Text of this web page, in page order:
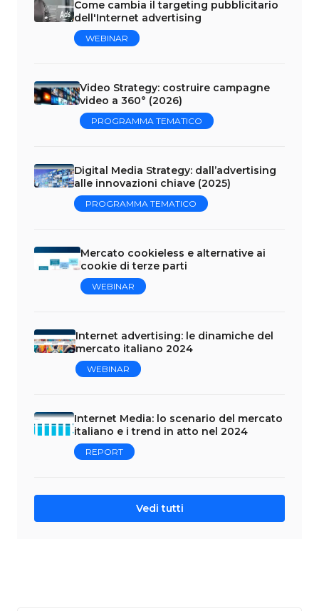
Come cambia il targeting pubblicitario
dell'Internet advertising
WEBINAR
Video Strategy: costruire campagne
video a 360° (2026)
PROGRAMMA TEMATICO
Digital Media Strategy: dall’advertising
alle innovazioni chiave (2025)
PROGRAMMA TEMATICO
Mercato cookieless e alternative ai
cookie di terze parti
WEBINAR
Internet advertising: le dinamiche del
mercato italiano 2024
WEBINAR
Internet Media: lo scenario del mercato
italiano e i trend in atto nel 2024
REPORT
Vedi tutti